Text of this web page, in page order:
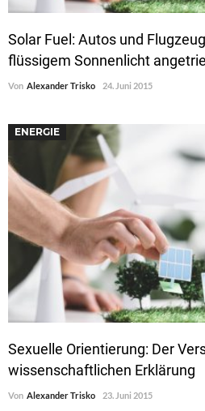
Solar Fuel: Autos und
flüssigem Sonnenlicht
Von Alexander Trisko 24. Juni 2015
ENERGIE
Sexuelle Orientierung: Der
wissenschaftlichen Erklärung
Von Alexander Trisko 23. Juni 2015